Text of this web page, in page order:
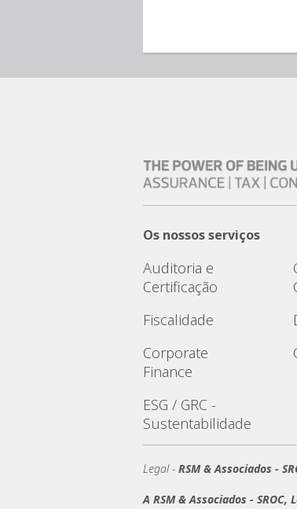
Os nossos serviços
Auditoria e
Certificação
Fiscalidade
Corporate
Finance
ESG / GRC -
Sustentabilidade
Legal - RSM & Associados -
A RSM & Associados -